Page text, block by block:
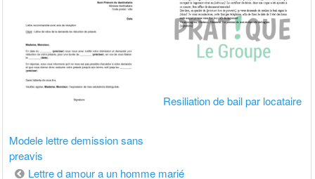
Modele lettre demission sans
preavis
Resiliation de bail par locataire
Navigation
Lettre d amour a un homme marié